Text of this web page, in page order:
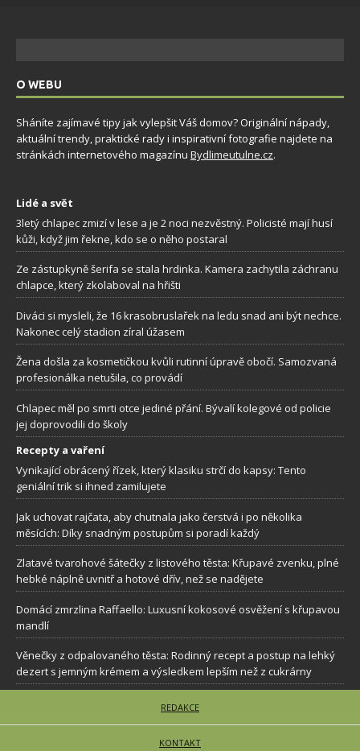
O WEBU
Sháníte zajímavé tipy jak vylepšit Váš domov? Originální nápady,
aktuální trendy, praktické rady i inspirativní fotografie najdete na
stránkách internetového magazínu Bydlimeutulne.cz.
Lidé a svět
3letý chlapec zmizí v lese a je 2 noci nezvěstný. Policisté mají husí
kůži, když jim řekne, kdo se o něho postaral
Ze zástupkyně šerifa se stala hrdinka. Kamera zachytila záchranu
chlapce, který zkolaboval na hřišti
Diváci si mysleli, že 16 krasobruslařek na ledu snad ani být nechce.
Nakonec celý stadion zíral úžasem
Žena došla za kosmetičkou kvůli rutinní úpravě obočí. Samozvaná
profesionálka netušila, co provádí
Chlapec měl po smrti otce jediné přání. Bývalí kolegové od policie
jej doprovodili do školy
Recepty a vaření
Vynikající obrácený řízek, který klasiku strčí do kapsy: Tento
geniální trik si ihned zamilujete
Jak uchovat rajčata, aby chutnala jako čerstvá i po několika
měsících: Díky snadným postupům si poradí každý
Zlatavé tvarohové šátečky z listového těsta: Křupavé zvenku, plné
hebké náplně uvnitř a hotové dřív, než se nadějete
Domácí zmrzlina Raffaello: Luxusní kokosové osvěžení s křupavou
mandlí
Věnečky z odpalovaného těsta: Rodinný recept a postup na lehký
dezert s jemným krémem a výsledkem lepším než z cukrárny
REDAKCE
KONTAKT